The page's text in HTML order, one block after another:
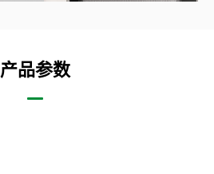
产品参数